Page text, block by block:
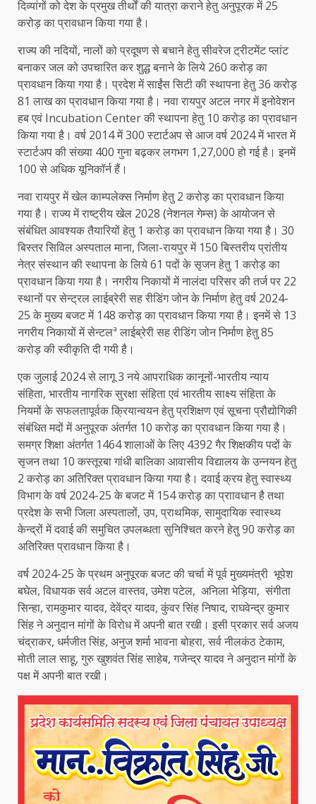
दिव्यांगों को देश के प्रमुख तीर्थों की यात्रा कराने हेतु अनुपूरक में 25
करोड़ का प्रावधान किया गया है।
राज्य की नदियों, नालों को प्रदूषण से बचाने हेतु सीवरेज ट्रीटमेंट प्लांट
बनाकर जल को उपचारित कर शुद्ध बनाने के लिये 260 करोड़ का
प्रावधान किया गया है। प्रदेश में साईंस सिटी की स्थापना हेतु 36 करोड़
81 लाख का प्रावधान किया गया है। नवा रायपुर अटल नगर में इनोवेशन
हब एवं Incubation Center की स्थापना हेतु 10 करोड़ का प्रावधान
किया गया है। वर्ष 2014 में 300 स्टार्टअप से आज वर्ष 2024 में भारत में
स्टार्टअप की संख्या 400 गुना बढ़कर लगभग 1,27,000 हो गई है। इनमें
100 से अधिक यूनिकॉर्न हैं।
नवा रायपुर में खेल काम्पलेक्स निर्माण हेतु 2 करोड़ का प्रावधान किया
गया है। राज्य में राष्ट्रीय खेल 2028 (नेशनल गेम्स) के आयोजन से
संबंधित आवश्यक तैयारियों हेतु 1 करोड़ का प्रावधान किया गया है। 30
बिस्तर सिविल अस्पताल माना, जिला-रायपुर में 150 बिस्तरीय प्रांतीय
नेत्र संस्थान की स्थापना के लिये 61 पदों के सृजन हेतु 1 करोड़ का
प्रावधान किया गया है। नगरीय निकायों में नालंदा परिसर की तर्ज पर 22
स्थानों पर सेन्ट्रल लाईब्रेरी सह रीडिंग जोन के निर्माण हेतु वर्ष 2024-
25 के मुख्य बजट में 148 करोड़ का प्रावधान किया गया है। इनमें से 13
नगरीय निकायों में सेन्टलª लाईब्रेरी सह रीडिंग जोन निर्माण हेतु 85
करोड़ की स्वीकृति दी गयी है।
एक जुलाई 2024 से लागू 3 नये आपराधिक कानूनों-भारतीय न्याय
संहिता, भारतीय नागरिक सुरक्षा संहिता एवं भारतीय साक्ष्य संहिता के
नियमों के सफलतापूर्वक क्रियान्वयन हेतु प्रशिक्षण एवं सूचना प्रौद्योगिकी
संबंधित मदों में अनुपूरक अंतर्गत 10 करोड़ का प्रावधान किया गया है।
समग्र शिक्षा अंतर्गत 1464 शालाओं के लिए 4392 गैर शिक्षकीय पदों के
सृजन तथा 10 कस्तूरबा गांधी बालिका आवासीय विद्यालय के उन्नयन हेतु
2 करोड़ का अतिरिक्त प्रावधान किया गया है। दवाई क्रय हेतु स्वास्थ्य
विभाग के वर्ष 2024-25 के बजट में 154 करोड़ का प्राावधान है तथा
प्रदेश के सभी जिला अस्पतालों, उप, प्राथमिक, सामुदायिक स्वास्थ्य
केन्द्रों में दवाई की समुचित उपलब्धता सुनिश्चित करने हेतु 90 करोड़ का
अतिरिक्त प्रावधान किया है।
वर्ष 2024-25 के प्रथम अनुपूरक बजट की चर्चा में पूर्व मुख्यमंत्री भूपेश
बघेल, विधायक सर्व अटल वास्तव, उमेश पटेल, अनिला भेड़िया, संगीता
सिन्हा, रामकुमार यादव, देवेंद्र यादव, कुंवर सिंह निषाद, राघवेन्द्र कुमार
सिंह ने अनुदान मांगों के विरोध में अपनी बात रखी। इसी प्रकार सर्व अजय
चंद्राकर, धर्मजीत सिंह, अनुज शर्मा भावना बोहरा, सर्व नीलकंठ टेकाम,
मोती लाल साहू, गुरु खुशवंत सिंह साहेब, गजेन्द्र यादव ने अनुदान मांगों के
पक्ष में अपनी बात रखी।